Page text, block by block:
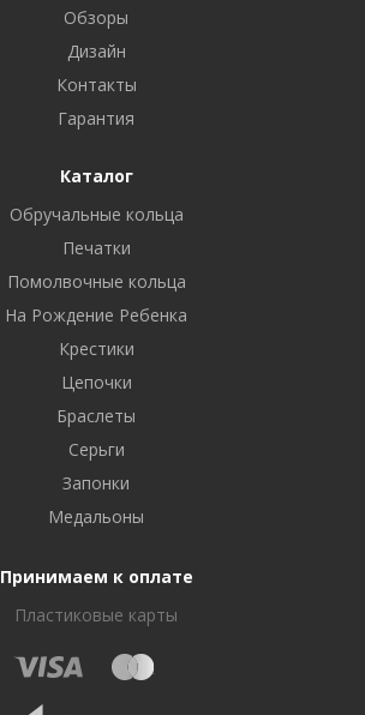
Обзоры
Дизайн
Контакты
Гарантия
Каталог
Обручальные кольца
Печатки
Помолвочные кольца
На Рождение Ребенка
Крестики
Цепочки
Браслеты
Серьги
Запонки
Медальоны
Принимаем к оплате
Пластиковые карты